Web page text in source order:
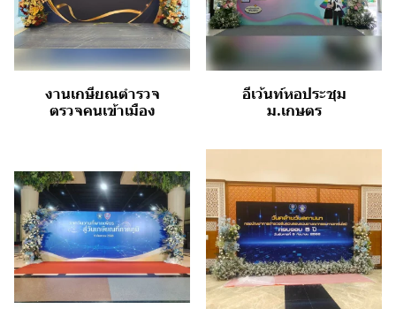
งานเกษียณตำรวจ
ตรวจคนเข้าเมือง
อีเว้นท์หอประชุม
ม.เกษตร